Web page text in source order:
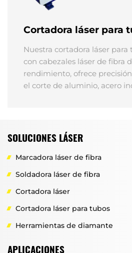
Cortadora láser para
Nuestra cortadora láser para
con cabezales láser de fibra
rendimiento, ofrece
el corte de aluminio, acero
SOLUCIONES LÁSER
Marcadora láser de fibra
Soldadora láser de fibra
Cortadora láser
Cortadora láser para tubos
Herramientas de diamante
APLICACIONES